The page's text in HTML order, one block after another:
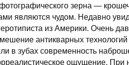
зерна —
являются чудом. Недавно
из Америки. Очень
антикварных
в зубах современность
ощущение. При